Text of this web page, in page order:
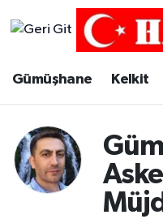
Gümüşhane Kelkit
Merkez Trafik
Süper Lig Puan
Tüm Manşetler